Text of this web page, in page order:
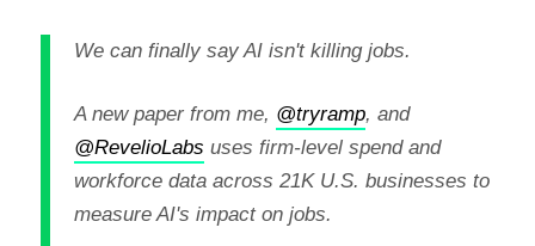
We can finally say AI isn't killing jobs.
A new paper from me, @tryramp, and
@RevelioLabs uses firm-level spend and
workforce data across 21K U.S. businesses to
measure AI's impact on jobs.